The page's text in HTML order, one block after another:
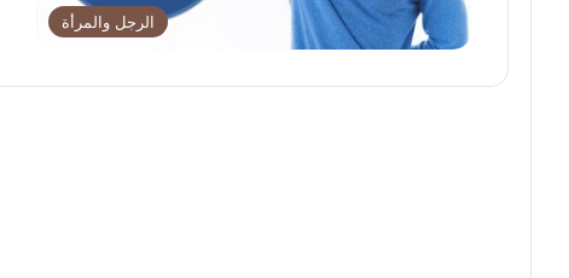
الرجل والمرأة